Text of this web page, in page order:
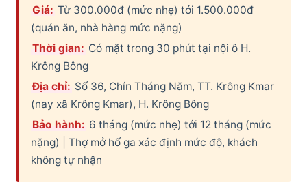
Giá: Từ 300.000đ (mức nhẹ) tới 1.500.000đ
(quán ăn, nhà hàng mức nặng)
Thời gian: Có mặt trong 30 phút tại nội ô H.
Krông Bông
Địa chỉ: Số 36, Chín Tháng Năm, TT. Krông Kmar
(nay xã Krông Kmar), H. Krông Bông
Bảo hành: 6 tháng (mức nhẹ) tới 12 tháng (mức
nặng) | Thợ mở hố ga xác định mức độ, khách
không tự nhận